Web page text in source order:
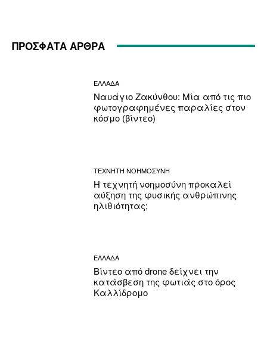
ΠΡΟΣΦΑΤΑ ΑΡΘΡΑ
ΕΛΛΑΔΑ
Ναυάγιο Ζακύνθου: Μία από τις πιο
φωτογραφημένες παραλίες στον
κόσμο (βίντεο)
ΤΕΧΝΗΤΗ ΝΟΗΜΟΣΥΝΗ
Η τεχνητή νοημοσύνη προκαλεί
αύξηση της φυσικής ανθρώπινης
ηλιθιότητας;
ΕΛΛΑΔΑ
Βίντεο από drone δείχνει την
κατάσβεση της φωτιάς στο όρος
Καλλίδρομο